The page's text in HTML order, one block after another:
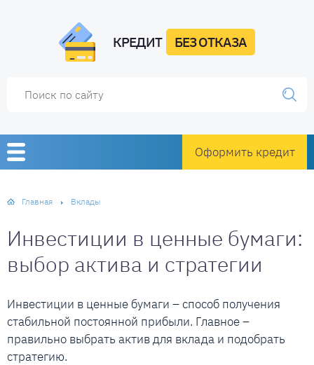
КРЕДИТ БЕЗ ОТКАЗА
Оформить кредит
Главная Вклады
Инвестиции в ценные бумаги:
выбор актива и стратегии
Инвестиции в ценные бумаги – способ получения
стабильной постоянной прибыли. Главное –
правильно выбрать актив для вклада и подобрать
стратегию.